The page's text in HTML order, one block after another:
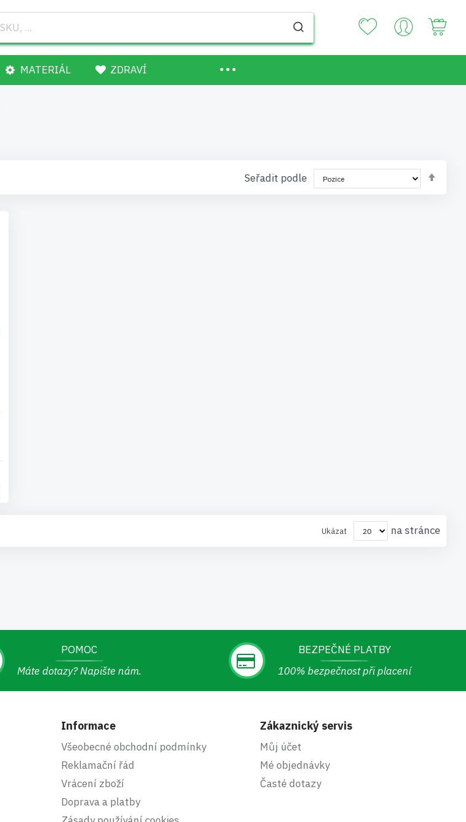
MATERIÁL ZDRAVÍ
Seřadit podle
Ukázat na stránce
POMOC
Máte dotazy? Napište nám.
BEZPEČNÉ PLATBY
100% bezpečnost při placení
Informace
Všeobecné obchodní podmínky
Reklamační řád
Vrácení zboží
Doprava a platby
Zákaznický servis
Můj účet
Mé objednávky
Časté dotazy